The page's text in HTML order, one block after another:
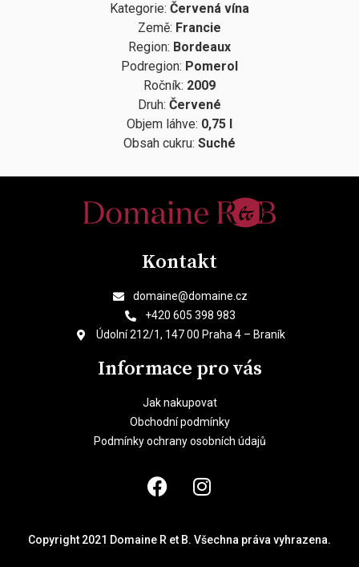
Kategorie: Červená vína
Země: Francie
Region: Bordeaux
Podregion: Pomerol
Ročník: 2009
Druh: Červené
Objem láhve: 0,75 l
Obsah cukru: Suché
Kontakt
domaine@domaine.cz
+420 605 398 983
Údolní 212/1, 147 00 Praha 4 – Braník
Informace pro vás
Jak nakupovat
Obchodní podmínky
Podmínky ochrany osobních údajů
Copyright 2021 Domaine R et B. Všechna práva vyhrazena.